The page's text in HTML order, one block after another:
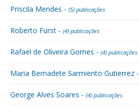
Priscila Mendes - (5) publicações
Roberto Furst - (4) publicações
Rafael de Oliveira Gomes - (4) publicações
Maria Bernadete Sarmiento Gutierrez -
George Alves Soares - (4) publicações